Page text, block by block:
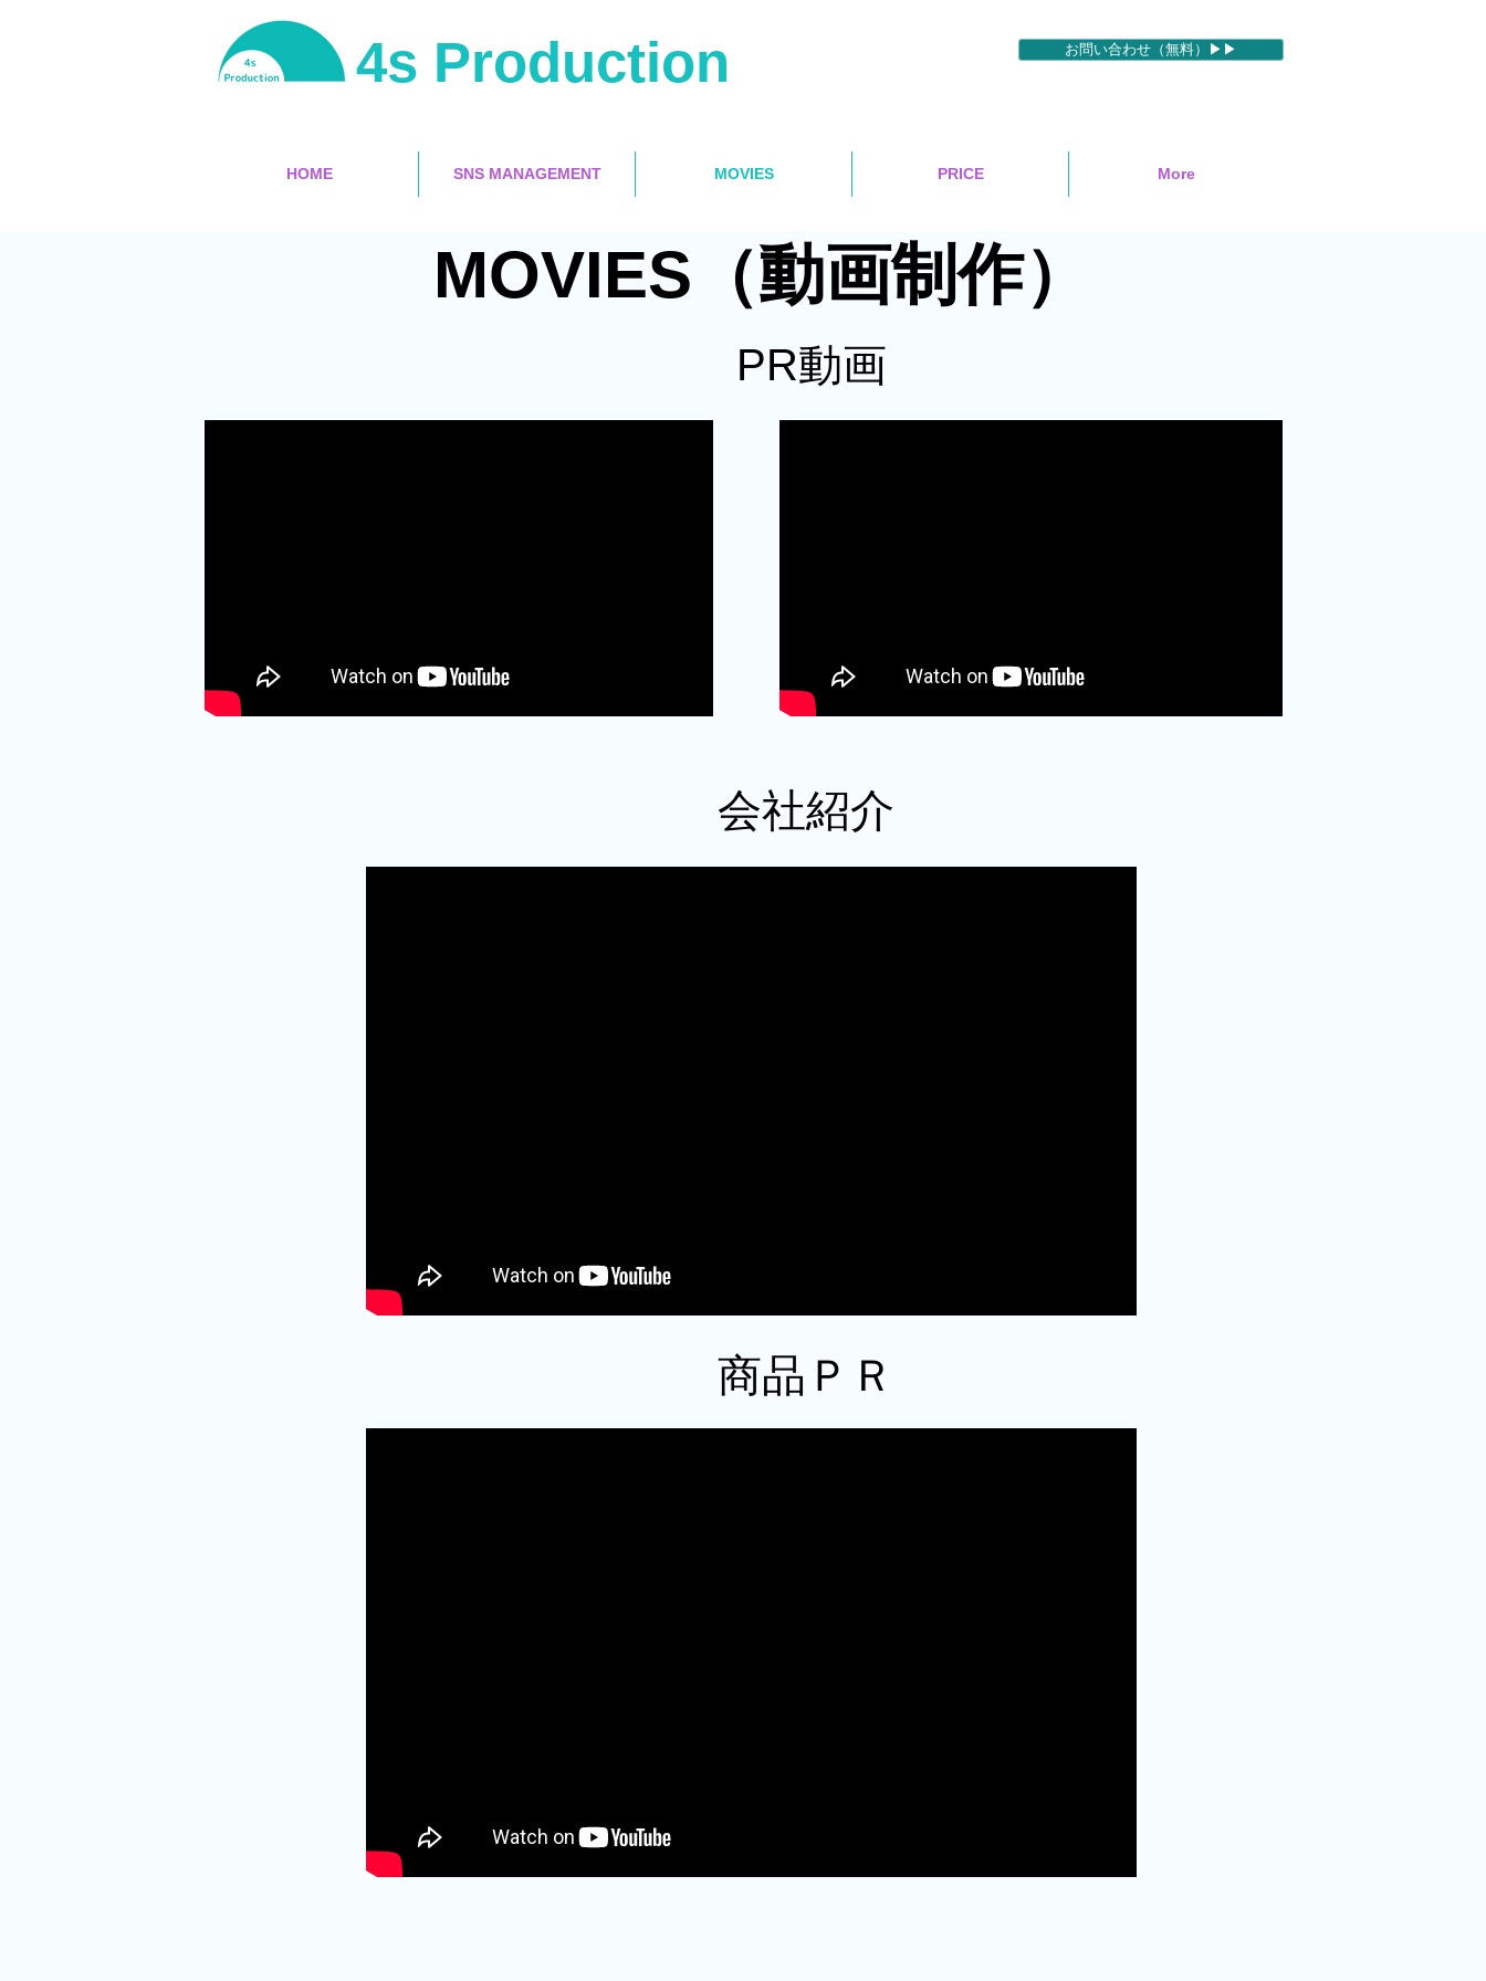
4s Production お問い合わせ（無料）▶▶
HOME SNS MANAGEMENT MOVIES PRICE More
MOVIES（動画制作）
PR動画
​会社紹介
​商品ＰＲ